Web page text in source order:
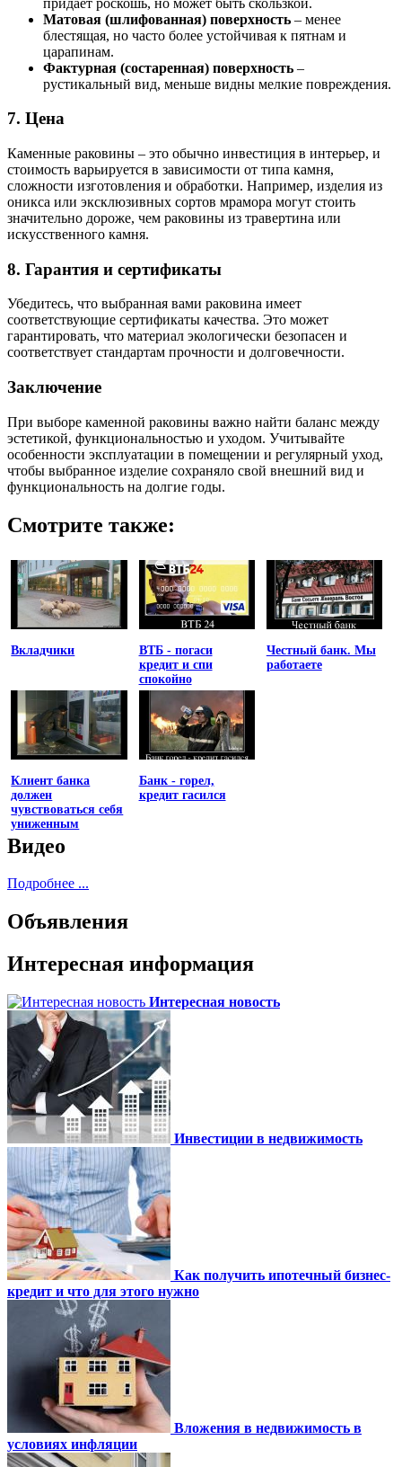
Матовая (шлифованная) поверхность – менее
блестящая, но часто более устойчивая к пятнам и
царапинам.
Фактурная (состаренная) поверхность –
рустикальный вид, меньше видны мелкие повреждения.
7. Цена
Каменные раковины – это обычно инвестиция в интерьер, и
стоимость варьируется в зависимости от типа камня,
сложности изготовления и обработки. Например, изделия из
оникса или эксклюзивных сортов мрамора могут стоить
значительно дороже, чем раковины из травертина или
искусственного камня.
8. Гарантия и сертификаты
Убедитесь, что выбранная вами раковина имеет
соответствующие сертификаты качества. Это может
гарантировать, что материал экологически безопасен и
соответствует стандартам прочности и долговечности.
Заключение
При выборе каменной раковины важно найти баланс между
эстетикой, функциональностью и уходом. Учитывайте
особенности эксплуатации в помещении и регулярный уход,
чтобы выбранное изделие сохраняло свой внешний вид и
функциональность на долгие годы.
Смотрите также:
Вкладчики
ВТБ - погаси
кредит и спи
спокойно
Честный банк. Мы
работаете
Клиент банка
должен
чувствоваться себя
униженным
Банк - горел,
кредит гасился
Видео
Подробнее ...
Объявления
Интересная информация
Интересная новость
Инвестиции в недвижимость
Как получить ипотечный бизнес-
кредит и что для этого нужно
Вложения в недвижимость в
условиях инфляции